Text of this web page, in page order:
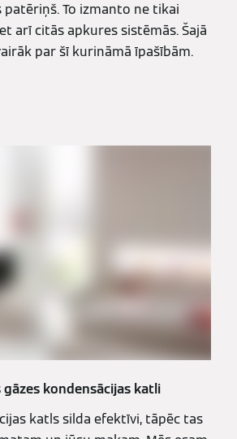
To izmanto ne tikai
arī citās apkures sistēmās. Šajā
par šī kurināmā īpašībām.
gāzes kondensācijas katli
katls silda efektīvi, tāpēc tas